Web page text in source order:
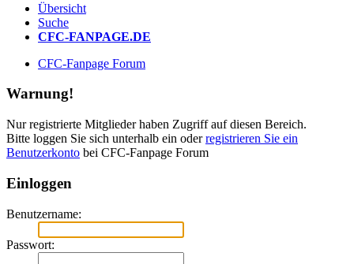
Übersicht
Suche
CFC-FANPAGE.DE
CFC-Fanpage Forum
Warnung!
Nur registrierte Mitglieder haben Zugriff auf diesen Bereich.
Bitte loggen Sie sich unterhalb ein oderregistrieren Sie ein
Benutzerkonto bei CFC-Fanpage Forum
Einloggen
Benutzername:
Passwort: